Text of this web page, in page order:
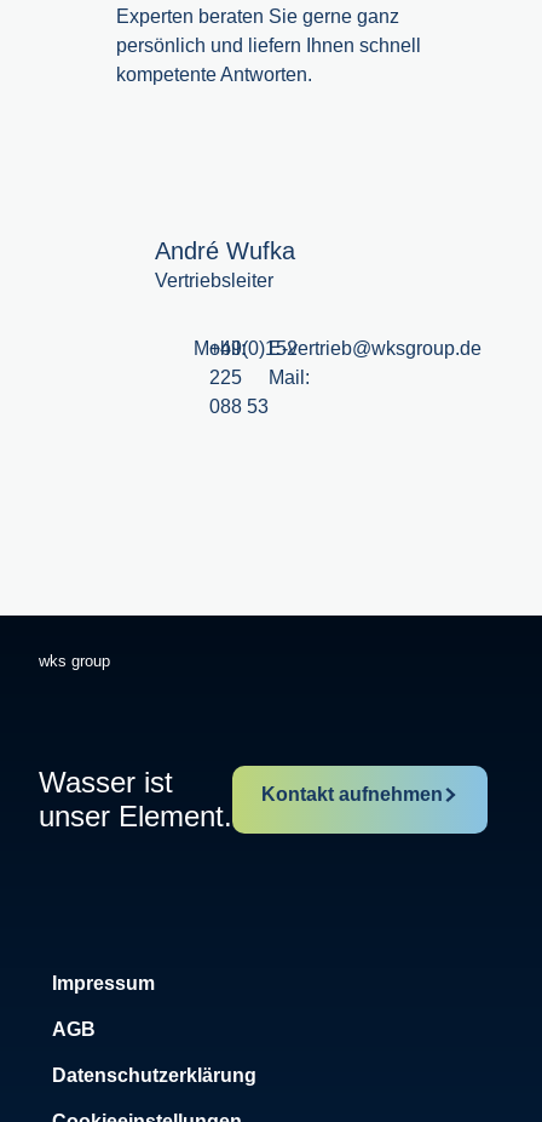
Experten beraten Sie gerne ganz
persönlich und liefern Ihnen schnell
kompetente Antworten.
André Wufka
Vertriebsleiter
Mobil:
+49(0)152
225
088 53
E-
Mail:
vertrieb@wksgroup.de
wks group
Wasser ist
unser Element.
Kontakt aufnehmen
Impressum
AGB
Datenschutzerklärung